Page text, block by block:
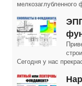
Сегодня у нас